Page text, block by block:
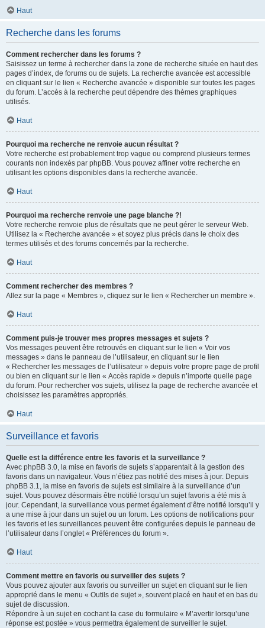
Haut
Recherche dans les forums
Comment rechercher dans les forums ?
Saisissez un terme à rechercher dans la zone de recherche située en haut des
pages d’index, de forums ou de sujets. La recherche avancée est accessible
en cliquant sur le lien « Recherche avancée » disponible sur toutes les pages
du forum. L’accès à la recherche peut dépendre des thèmes graphiques
utilisés.
Haut
Pourquoi ma recherche ne renvoie aucun résultat ?
Votre recherche est probablement trop vague ou comprend plusieurs termes
courants non indexés par phpBB. Vous pouvez affiner votre recherche en
utilisant les options disponibles dans la recherche avancée.
Haut
Pourquoi ma recherche renvoie une page blanche ?!
Votre recherche renvoie plus de résultats que ne peut gérer le serveur Web.
Utilisez la « Recherche avancée » et soyez plus précis dans le choix des
termes utilisés et des forums concernés par la recherche.
Haut
Comment rechercher des membres ?
Allez sur la page « Membres », cliquez sur le lien « Rechercher un membre ».
Haut
Comment puis-je trouver mes propres messages et sujets ?
Vos messages peuvent être retrouvés en cliquant sur le lien « Voir vos
messages » dans le panneau de l’utilisateur, en cliquant sur le lien
« Rechercher les messages de l’utilisateur » depuis votre propre page de profil
ou bien en cliquant sur le lien « Accès rapide » depuis n’importe quelle page
du forum. Pour rechercher vos sujets, utilisez la page de recherche avancée et
choisissez les paramètres appropriés.
Haut
Surveillance et favoris
Quelle est la différence entre les favoris et la surveillance ?
Avec phpBB 3.0, la mise en favoris de sujets s’apparentait à la gestion des
favoris dans un navigateur. Vous n’étiez pas notifié des mises à jour. Depuis
phpBB 3.1, la mise en favoris de sujets est similaire à la surveillance d’un
sujet. Vous pouvez désormais être notifié lorsqu’un sujet favoris a été mis à
jour. Cependant, la surveillance vous permet également d’être notifié lorsqu’il y
a une mise à jour dans un sujet ou un forum. Les options de notifications pour
les favoris et les surveillances peuvent être configurées depuis le panneau de
l’utilisateur dans l’onglet « Préférences du forum ».
Haut
Comment mettre en favoris ou surveiller des sujets ?
Vous pouvez ajouter aux favoris ou surveiller un sujet en cliquant sur le lien
approprié dans le menu « Outils de sujet », souvent placé en haut et en bas du
sujet de discussion.
Répondre à un sujet en cochant la case du formulaire « M’avertir lorsqu’une
réponse est postée » vous permettra également de surveiller le sujet.